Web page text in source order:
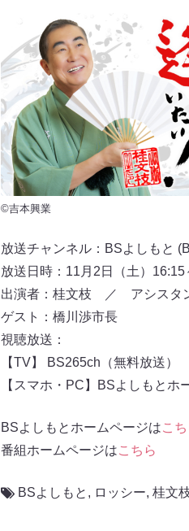
©吉本興業
放送チャンネル：BSよしもと
放送日時：11月2日（土）
出演者：桂文枝 ／ アシスタ
ゲスト：橋川渉市長
視聴放送：
【TV】 BS265ch（無料放送）
【スマホ・PC】BSよしもとホ
BSよしもとホームページはこ
番組ホームページはこちら
BSよしもと , ロッシー, 桂文